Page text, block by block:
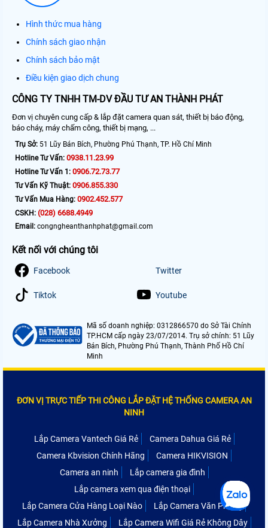
Hình thức mua hàng
Chính sách giao nhận
Chính sách bảo mật
Điều kiện giao dịch chung
CÔNG TY TNHH TM-DV ĐẦU TƯ AN THÀNH PHÁT
Đơn vị chuyên cung cấp & lắp đặt camera quan sát, thiết bị báo động,
báo cháy, máy chấm công, thiết bị mạng, ...
Trụ Sở: 51 Lũy Bán Bích, Phường Phú Thạnh, TP. Hồ Chí Minh
Hotline Tư Vấn: 0938.11.23.99
Hotline Tư Vấn 1: 0906.72.73.77
Tư Vấn Kỹ Thuật: 0906.855.330
Tư Vấn Mua Hàng: 0902.452.577
CSKH: (028) 6688.4949
Email: congngheanthanhphat@gmail.com
Kết nối với chúng tôi
Facebook Twitter
Tiktok Youtube
Mã số doanh nghiệp: 0312866570 do Sở Tài Chính
TP.HCM cấp ngày 23/07/2014. Trụ sở chính: 51 Lũy
Bán Bích, Phường Phú Thạnh, Thành Phố Hồ Chí
Minh
ĐƠN VỊ TRỰC TIẾP THI CÔNG LẮP ĐẶT HỆ THỐNG CAMERA AN
NINH
Lắp Camera Vantech Giá Rẻ
Camera Dahua Giá Rẻ
Camera Kbvision Chính Hãng
Camera HIKVISION
Camera an ninh
Lắp camera gia đình
Lắp camera xem qua điện thoại
Lắp Camera Cửa Hàng Loại Nào
Lắp Camera Văn Phòng
Lắp Camera Nhà Xưởng
Lắp Camera Wifi Giá Rẻ Không Dây